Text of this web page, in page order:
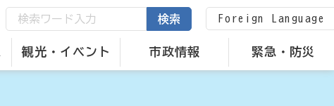
観光・イベント 市政情報 緊急・防災
検索 Foreign Language